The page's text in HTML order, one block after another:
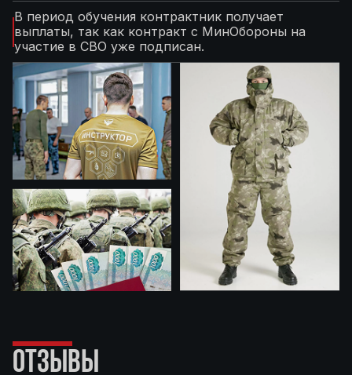
В период обучения контрактник получает
выплаты, так как контракт с МинОбороны на
участие в СВО уже подписан.
ОТЗЫВЫ